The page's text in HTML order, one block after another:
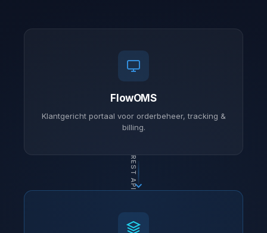
FlowOMS
Klantgericht portaal voor orderbeheer, tracking &
billing.
REST API